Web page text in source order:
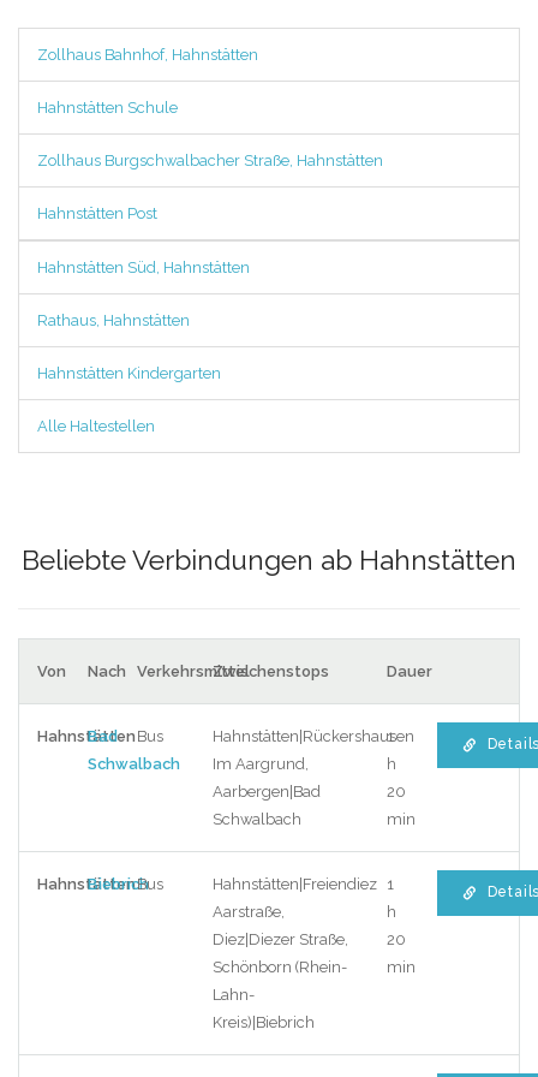
Zollhaus Bahnhof, Hahnstätten
Hahnstätten Schule
Zollhaus Burgschwalbacher Straße, Hahnstätten
Hahnstätten Post
Hahnstätten Süd, Hahnstätten
Rathaus, Hahnstätten
Hahnstätten Kindergarten
Alle Haltestellen
Beliebte Verbindungen ab Hahnstätten
Von Nach VerkehrsmittelZwischenstops Dauer
Hahnstätten
Bad
Schwalbach
Bus
Hahnstätten|Rückershausen
Im Aargrund,
Aarbergen|Bad
Schwalbach
1
h
20
min
Hahnstätten
BiebrichBus
Hahnstätten|Freiendiez
Aarstraße,
Diez|Diezer Straße,
Schönborn (Rhein-
Lahn-
Kreis)|Biebrich
1
h
20
min